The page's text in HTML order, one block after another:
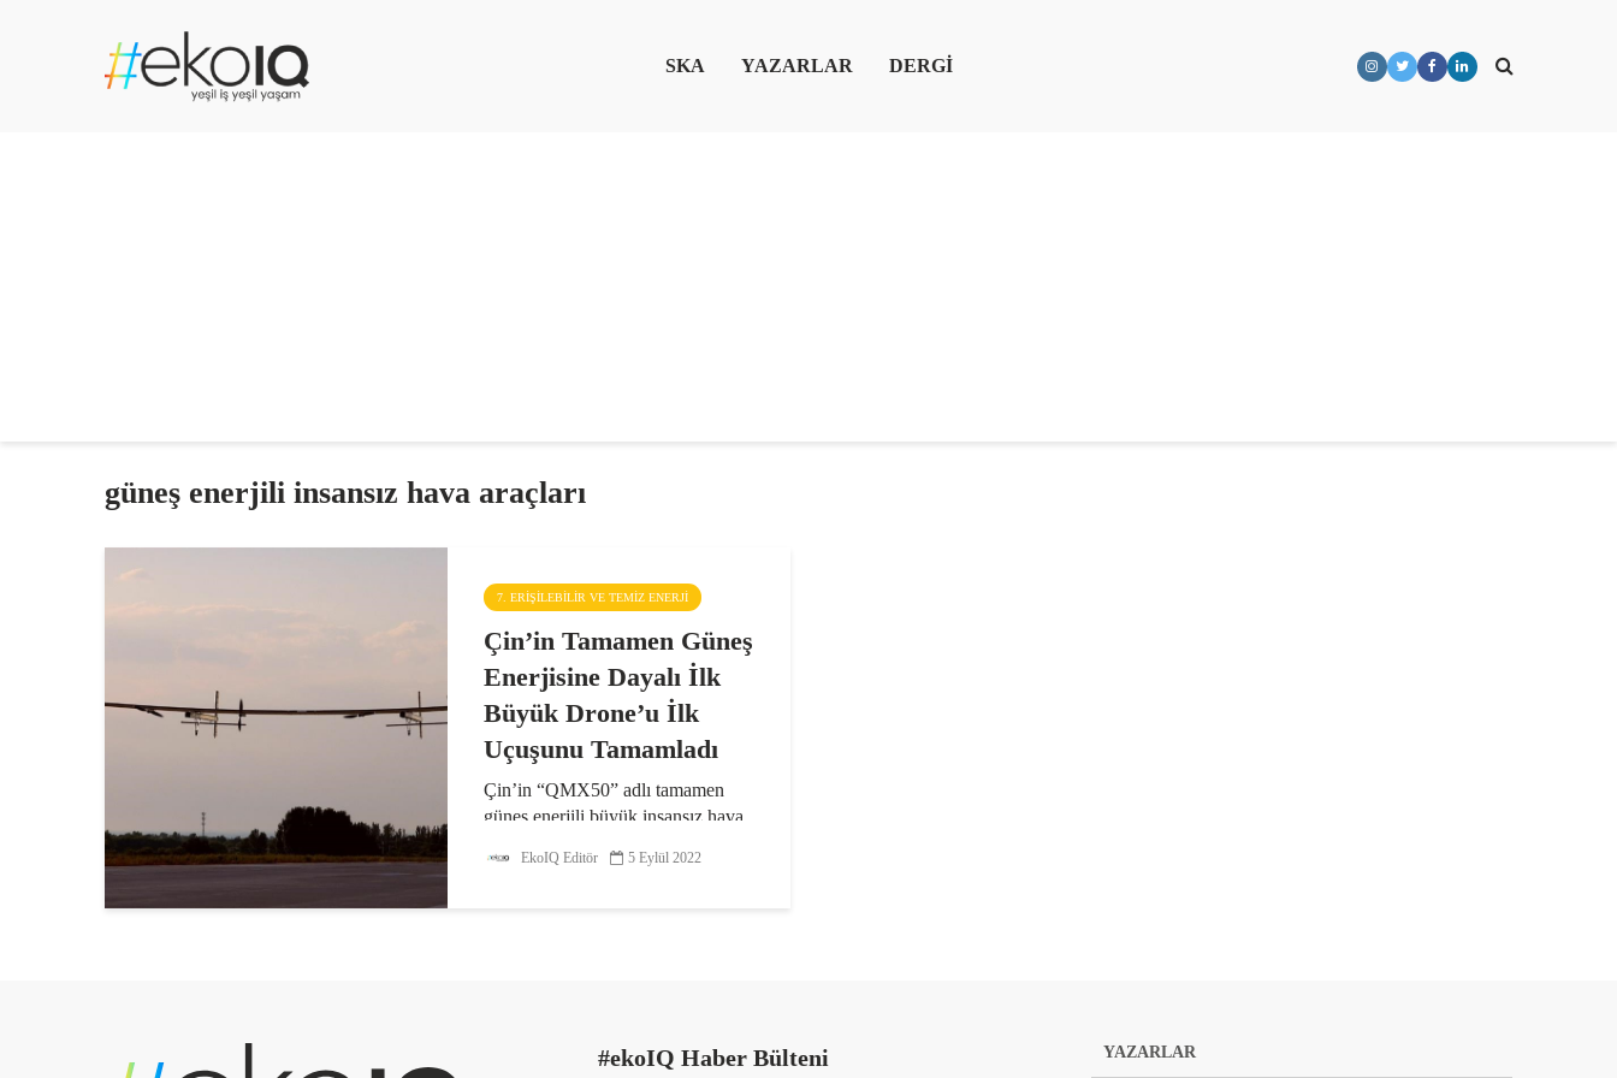
SKA YAZARLAR DERGİ
güneş enerjili insansız hava araçları
7. ERIŞILEBILIR VE TEMIZ ENERJI
Çin’in Tamamen Güneş
Enerjisine Dayalı İlk
Büyük Drone’u İlk
Uçuşunu Tamamladı
Çin’in “QMX50” adlı tamamen
güneş enerjili büyük insansız hava
orman yangınlarını izleme,
EkoIQ Editör 5 Eylül 2022
#ekoIQ Haber Bülteni YAZARLAR